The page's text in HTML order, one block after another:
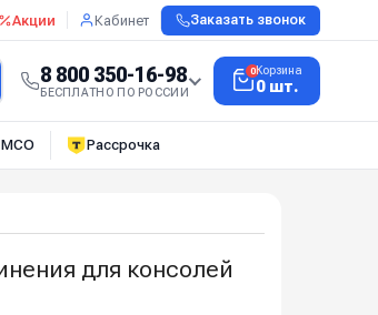
Акции Кабинет Заказать звонок
8 800 350-16-98
БЕСПЛАТНО ПО РОССИИ
0Корзина
0 шт.
МСО Рассрочка
для консолей